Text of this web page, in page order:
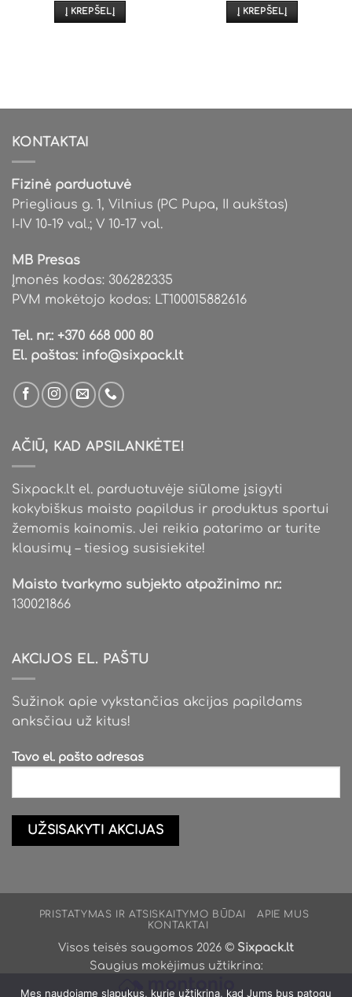
Į KREPŠELĮ Į KREPŠELĮ
KONTAKTAI
Fizinė parduotuvė
Priegliaus g. 1, Vilnius (PC Pupa, II aukštas)
I-IV 10-19 val.; V 10-17 val.
MB Presas
Įmonės kodas: 306282335
PVM mokėtojo kodas: LT100015882616
Tel. nr.: +370 668 000 80
El. paštas: info@sixpack.lt
AČIŪ, KAD APSILANKĖTE!
Sixpack.lt el. parduotuvėje siūlome įsigyti
kokybiškus maisto papildus ir produktus sportui
žemomis kainomis. Jei reikia patarimo ar turite
klausimų – tiesiog susisiekite!
Maisto tvarkymo subjekto atpažinimo nr.:
130021866
AKCIJOS EL. PAŠTU
Sužinok apie vykstančias akcijas papildams
anksčiau už kitus!
Tavo el. pašto adresas
PRISTATYMAS IR ATSISKAITYMO BŪDAI
APIE MUS
KONTAKTAI
Visos teisės saugomos 2026 © Sixpack.lt
Saugius mokėjimus užtikrina:
Mes naudojame slapukus, kurie užtikrina, kad Jums bus patogu